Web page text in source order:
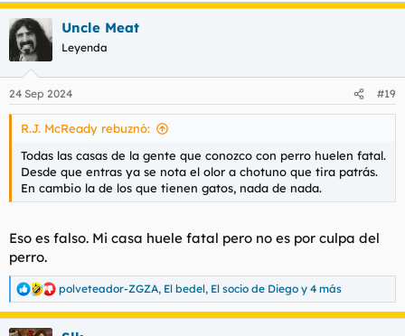
a
c
c
i
e
s
Uncle Meat
Leyenda
24 Sep 2024 #19
R.J. McReady rebuznó:
Todas las casas de la gente que conozco con perro huelen fatal.
Desde que entras ya se nota el olor a chotuno que tira patrás.
En cambio la de los que tienen gatos, nada de nada.
Eso es falso. Mi casa huele fatal pero no es por culpa del
perro.
R
e
a
polveteador-ZGZA, El bedel, El socio de Diego y 4 más